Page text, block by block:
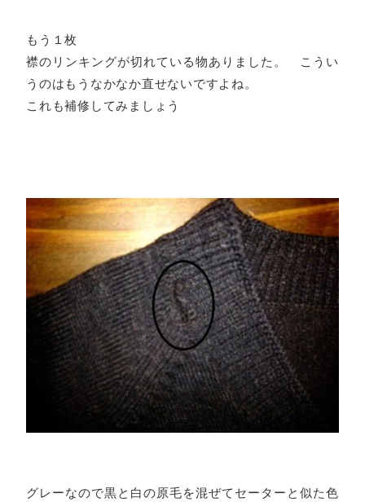
もう１枚
襟のリンキングが切れている物ありました。 こうい
うのはもうなかなか直せないですよね。
これも補修してみましょう
グレーなので黒と白の原毛を混ぜてセーターと似た色